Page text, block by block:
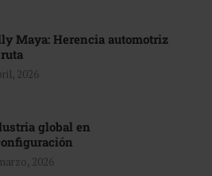
Maya: Herencia automotriz
2026
global en
2026